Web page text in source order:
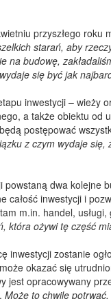
przyszłego
starań, aby
na budowę,
się być jak
inwestycji – wieży
a także obiektu od
postępować
z czym wydaje
dwa kolejne
całość inwestycji i
m.in. handel, usługi,
która ożywi tę część
inwestycji zostanie
okazać się
jest opracowywany
Może to chwilę